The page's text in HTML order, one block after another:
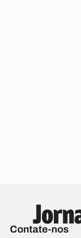
Contate-nos